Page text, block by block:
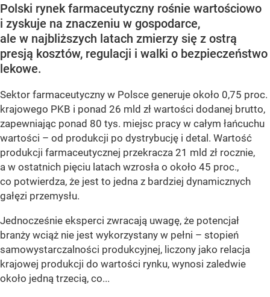
Polski rynek farmaceutyczny rośnie wartościowo
i zyskuje na znaczeniu w gospodarce,
ale w najbliższych latach zmierzy się z ostrą
presją kosztów, regulacji i walki o bezpieczeństwo
lekowe.
Sektor farmaceutyczny w Polsce generuje około 0,75 proc.
krajowego PKB i ponad 26 mld zł wartości dodanej brutto,
zapewniając ponad 80 tys. miejsc pracy w całym łańcuchu
wartości – od produkcji po dystrybucję i detal. Wartość
produkcji farmaceutycznej przekracza 21 mld zł rocznie,
a w ostatnich pięciu latach wzrosła o około 45 proc.,
co potwierdza, że jest to jedna z bardziej dynamicznych
gałęzi przemysłu.
Jednocześnie eksperci zwracają uwagę, że potencjał
branży wciąż nie jest wykorzystany w pełni – stopień
samowystarczalności produkcyjnej, liczony jako relacja
krajowej produkcji do wartości rynku, wynosi zaledwie
około jedną trzecią, co...